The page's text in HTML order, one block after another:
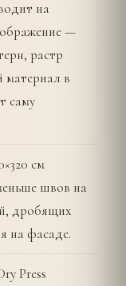
на
—
растр
в
саму
см
швов на
дробящих
на фасаде.
Press